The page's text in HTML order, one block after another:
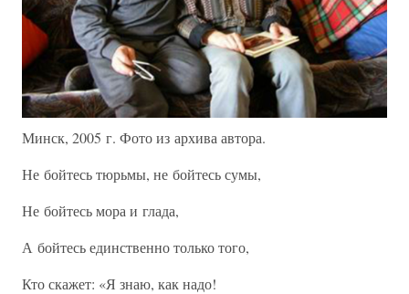
Минск, 2005 г. Фото из архива автора.
Не бойтесь тюрьмы, не бойтесь сумы,
Не бойтесь мора и глада,
А бойтесь единственно только того,
Кто скажет: «Я знаю, как надо!